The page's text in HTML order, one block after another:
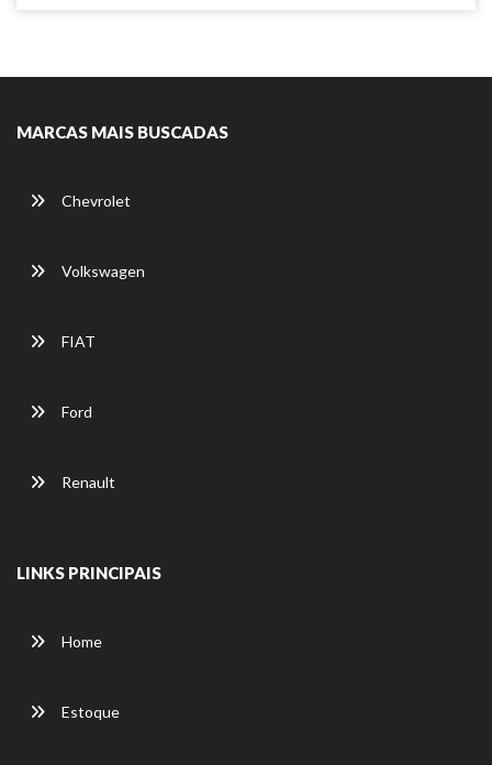
MARCAS MAIS BUSCADAS
Chevrolet
Volkswagen
FIAT
Ford
Renault
LINKS PRINCIPAIS
Home
Estoque